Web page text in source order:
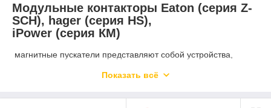
Модульные контакторы Eaton (серия Z-
SCH), hager (серия HS),
iPower (серия КМ)
магнитные пускатели представляют собой устройства,
остановки) и переключения различных электрических цепей,
других потребителей, как в жилых, так и в промышленных
Показать всё